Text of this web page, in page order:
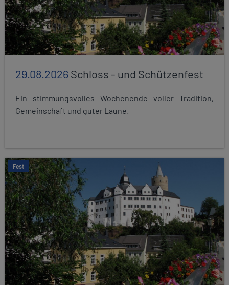
29.08.2026Schloss - und Schützenfest
Ein stimmungsvolles Wochenende voller Tradition,
Gemeinschaft und guter Laune.
Fest